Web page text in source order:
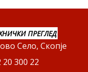
ПРЕГЛЕД
Село, Скопје
20 300 22